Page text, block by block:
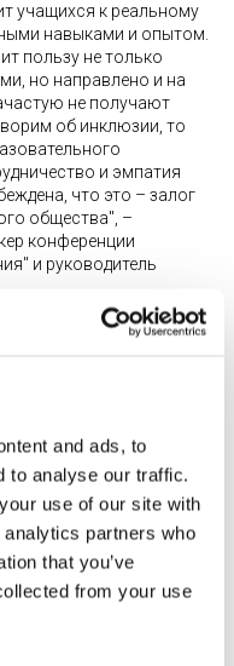
and ads, to
to analyse our traffic.
use of our site with
partners who
that you’ve
from your use
учащихся к реальному
навыками и опытом.
пользу не только
но направлено и на
не получают
об инклюзии, то
и эмпатия
что это – залог
общества", –
конференции
и руководитель
о своем опыте по
а также
в сфере
методами по
каждый гость
в семинарах и
общаясь с